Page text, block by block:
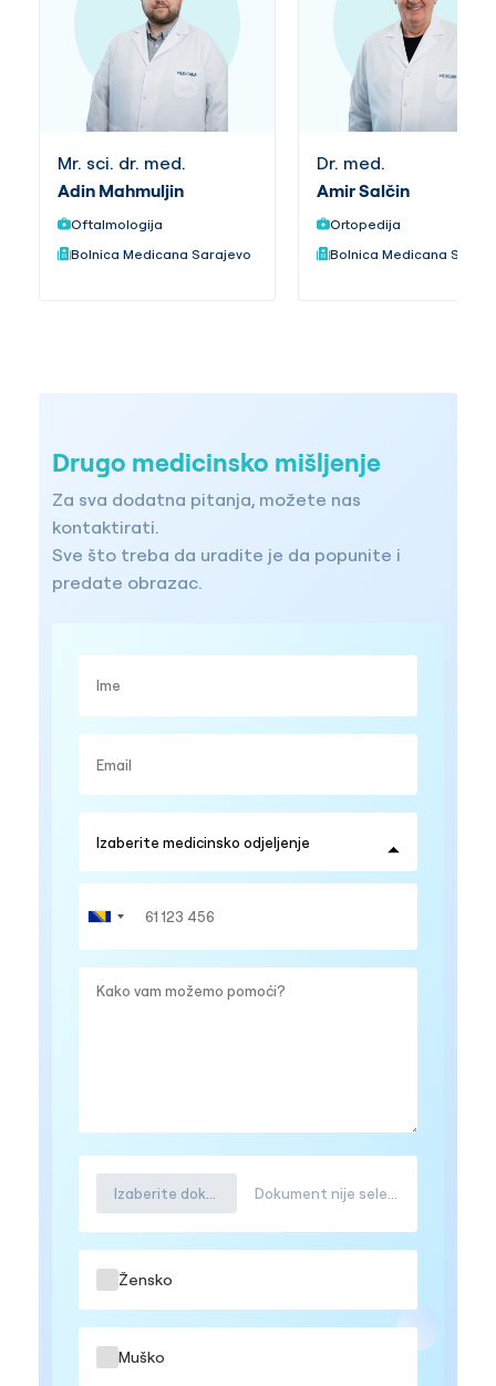
Mr. sci. dr. med.
Adin Mahmuljin
Oftalmologija
Bolnica Medicana Sarajevo
Dr. med.
Amir Salčin
Ortopedija
Bolnica Medicana
Drugo medicinsko mišljenje
Za sva dodatna pitanja, možete nas
kontaktirati.
Sve što treba da uradite je da popunite i
predate obrazac.
Izaberite dokument Dokument nije selektovana
Žensko
Muško